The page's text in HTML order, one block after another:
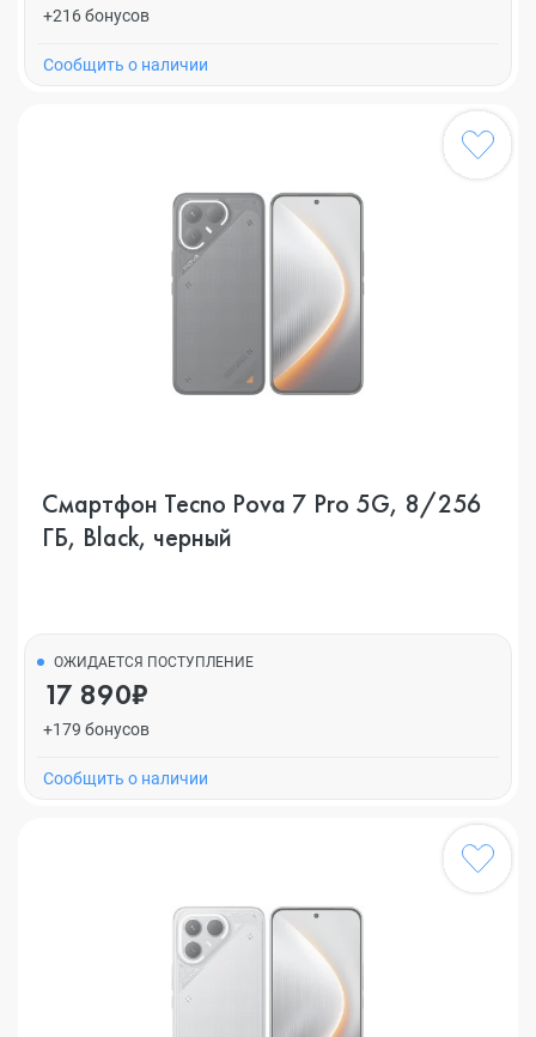
+216 бонусов
Cообщить о наличии
Смартфон Tecno Pova 7 Pro 5G, 8/256
ГБ, Black, черный
ОЖИДАЕТСЯ ПОСТУПЛЕНИЕ
17 890₽
+179 бонусов
Cообщить о наличии